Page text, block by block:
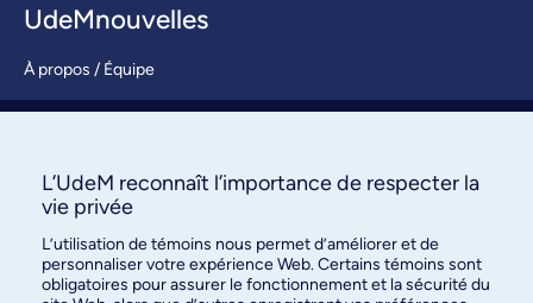
UdeMnouvelles
À propos / Équipe
S’abonner
L’UdeM reconnaît l’importance de respecter la
vie privée
L’utilisation de témoins nous permet d’améliorer et de
personnaliser votre expérience Web. Certains témoins sont
obligatoires pour assurer le fonctionnement et la sécurité du